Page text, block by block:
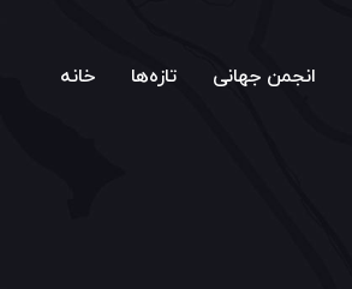
انجمن جهانی تازه‌ها خانه